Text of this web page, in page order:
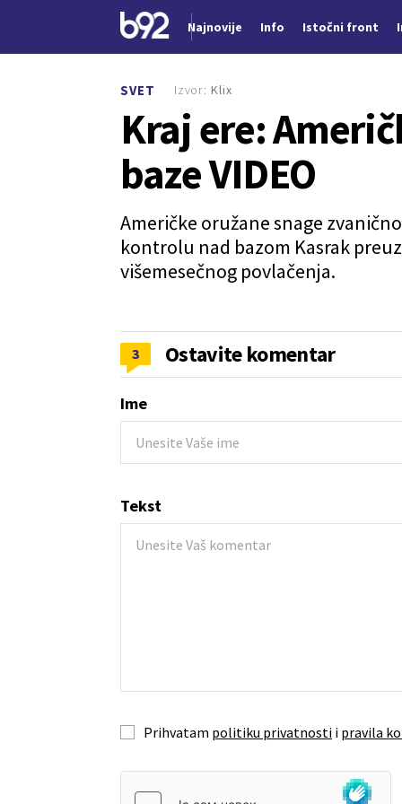
Najnovije Info Istočni front
SVET
Kraj ere:
baze VIDEO
Američke oružane snage
kontrolu nad bazom Kasrak
višemesečnog povlačenja.
Izvor: Klix
3 Ostavite komentar
Ime
Tekst
Prihvatam politiku privatnosti i pravila